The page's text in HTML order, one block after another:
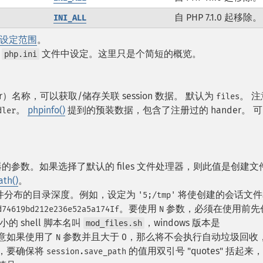
INI_ALL 自 PHP 7.1.0 起移除。
定范围 。
php.ini 文件中设定。这里只是个简短的概览。
名称，可以获取/储存关联 session 数据。 默认为 files。 注
。 phpinfo() 提到的预装数据，包含了注册过的 hander。
参数。如果选择了默认的 files 文件处理器，则此值是创建文
。
布的目录深度。例如，设定为 '5;/tmp' 将使创建的会话文
。要使用 N 参数，必须在使用前先
的 shell 脚本名叫
mod_files.sh
，windows 版本是
如果使用了 N 参数并且大于 0，那么将不会执行自动垃圾回收
要确保将 session.save_path 的值用双引号 "quotes" 括起来